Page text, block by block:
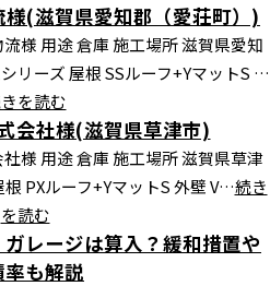
(滋賀県愛知郡（愛荘町）)
様 用途 倉庫 施工場所 滋賀県愛知
リーズ 屋根 SSルーフ+YマットS …
を読む
会社様(滋賀県草津市)
様 用途 倉庫 施工場所 滋賀県草津
PXルーフ+YマットS 外壁 V…続き
を読む
レージは算入？緩和措置や
も解説